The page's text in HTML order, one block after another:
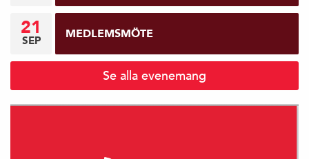
21
SEP MEDLEMSMÖTE
Se alla evenemang